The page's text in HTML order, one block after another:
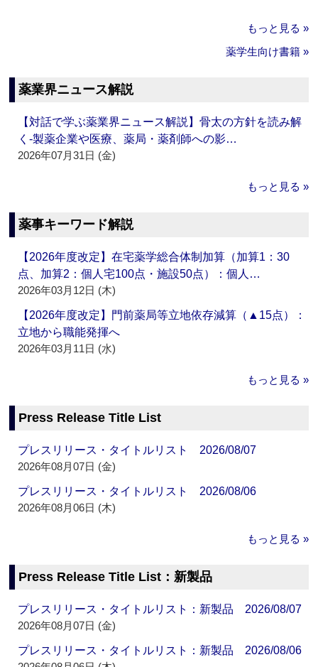
もっと見る »
薬学生向け書籍 »
薬業界ニュース解説
【対話で学ぶ薬業界ニュース解説】骨太の方針を読み解
く‐製薬企業や医療、薬局・薬剤師への影…
2026年07月31日 (金)
もっと見る »
薬事キーワード解説
【2026年度改定】在宅薬学総合体制加算（加算1：30
点、加算2：個人宅100点・施設50点）：個人…
2026年03月12日 (木)
【2026年度改定】門前薬局等立地依存減算（▲15点）：
立地から職能発揮へ
2026年03月11日 (水)
もっと見る »
Press Release Title List
プレスリリース・タイトルリスト 2026/08/07
2026年08月07日 (金)
プレスリリース・タイトルリスト 2026/08/06
2026年08月06日 (木)
もっと見る »
Press Release Title List：新製品
プレスリリース・タイトルリスト：新製品 2026/08/07
2026年08月07日 (金)
プレスリリース・タイトルリスト：新製品 2026/08/06